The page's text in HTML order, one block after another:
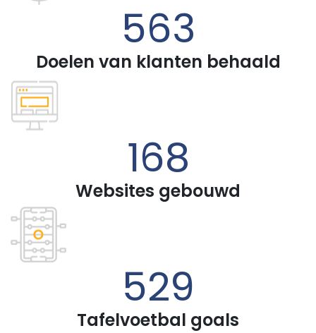
718
Doelen van klanten behaald
213+
Websites gebouwd
685
Tafelvoetbal goals